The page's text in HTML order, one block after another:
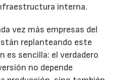
interna.
vez más empresas del
replanteando este
es sencilla: el verdadero
no depende